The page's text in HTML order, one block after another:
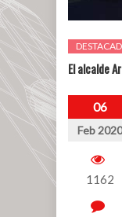
El alcalde
06
Feb 2020
1162